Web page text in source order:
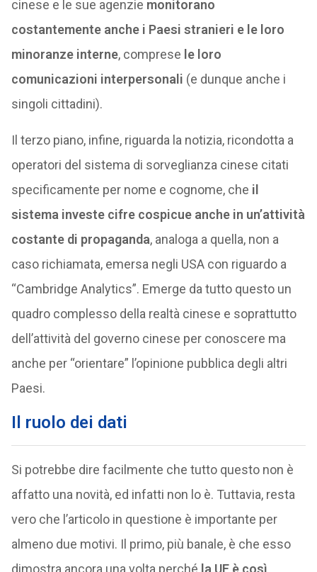
cinese e le sue agenzie monitorano
costantemente anche i Paesi stranieri e le loro
minoranze interne, comprese le loro
comunicazioni interpersonali (e dunque anche i
singoli cittadini).
Il terzo piano, infine, riguarda la notizia, ricondotta a
operatori del sistema di sorveglianza cinese citati
specificamente per nome e cognome, che il
sistema investe cifre cospicue anche in un’attività
costante di propaganda, analoga a quella, non a
caso richiamata, emersa negli USA con riguardo a
“Cambridge Analytics”. Emerge da tutto questo un
quadro complesso della realtà cinese e soprattutto
dell’attività del governo cinese per conoscere ma
anche per “orientare” l’opinione pubblica degli altri
Paesi.
Il ruolo dei dati
Si potrebbe dire facilmente che tutto questo non è
affatto una novità, ed infatti non lo è. Tuttavia, resta
vero che l’articolo in questione è importante per
almeno due motivi. Il primo, più banale, è che esso
dimostra ancora una volta perché la UE è così